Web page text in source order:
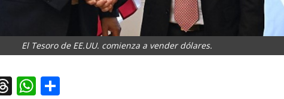
El Tesoro de EE.UU. comienza a vender dólares.
Threads
WhatsApp